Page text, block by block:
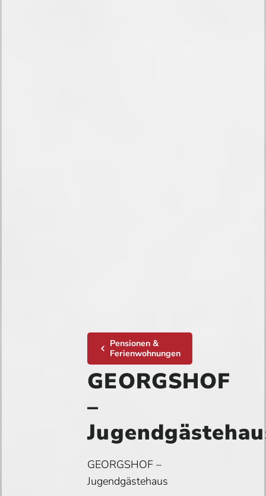
Pensionen &
Ferienwohnungen
GEORGSHOF
–
GEORGSHOF –
Jugendgästehaus